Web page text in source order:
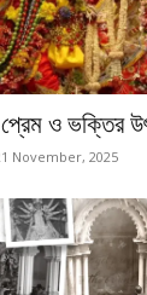
প্রেম ও ভক্তির
November, 2025